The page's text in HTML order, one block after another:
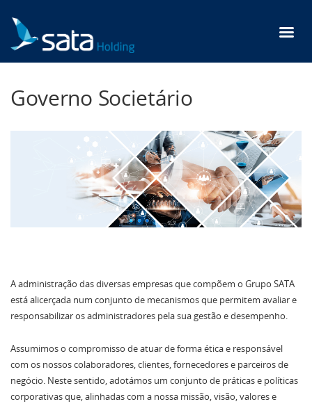
para
Governo Societário
A administração das diversas empresas que compõem o Grupo SATA
está alicerçada num conjunto de mecanismos que permitem avaliar e
responsabilizar os administradores pela sua gestão e desempenho.
Assumimos o compromisso de atuar de forma ética e responsável
com os nossos colaboradores, clientes, fornecedores e parceiros de
negócio. Neste sentido, adotámos um conjunto de práticas e políticas
corporativas que, alinhadas com a nossa missão, visão, valores e